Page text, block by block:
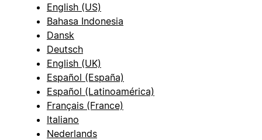
English (US)
Bahasa Indonesia
Dansk
Deutsch
English (UK)
Español (España)
Español (Latinoamérica)
Français (France)
Italiano
Nederlands